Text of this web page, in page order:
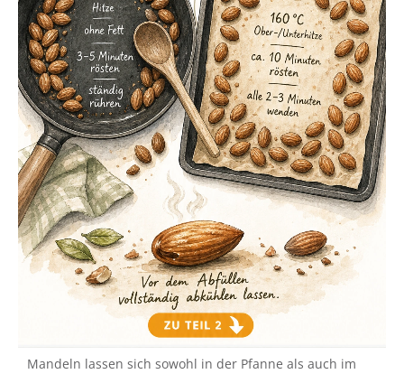
Mandeln lassen sich sowohl in der Pfanne als auch im